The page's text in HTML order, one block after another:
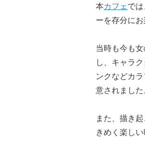
本カフェ で
ーを存分にお
当時も今も
し、キャラ
ンクなどカ
意されました
また、描き
きめく楽し